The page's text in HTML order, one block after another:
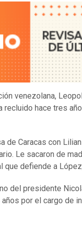
venezolana,
recluido hace tres
de Caracas con
Le sacaron de
que defiende a
del presidente
por el cargo de